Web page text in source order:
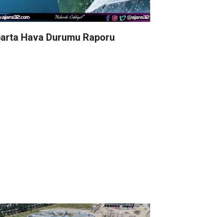
Hava Durumu Raporu